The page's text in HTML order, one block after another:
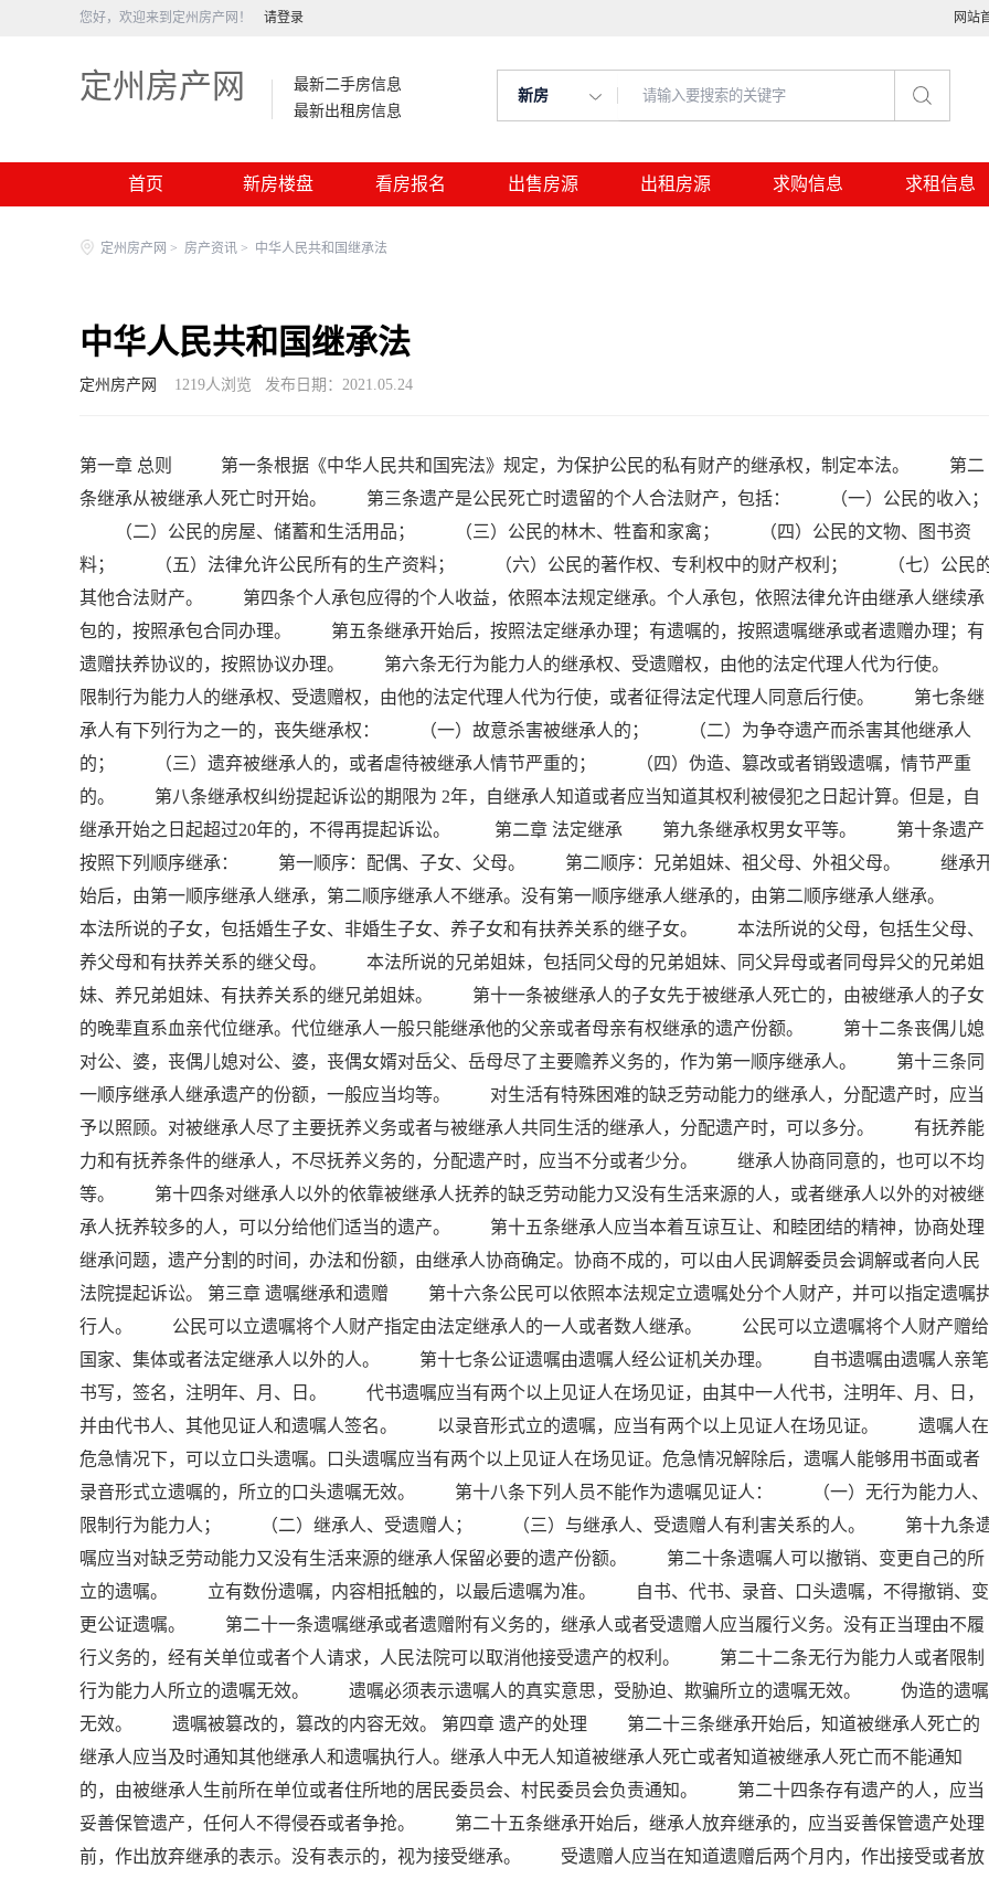
您好，欢迎来到定州房产网！ 请登录 网站
定州房产网
最新二手房信息
最新出租房信息
新房
首页 新房楼盘 看房报名 出售房源 出租房源 求购信息 求租信息
定州房产网 > 房产资讯 > 中华人民共和国继承法
中华人民共和国继承法
定州房产网 1219人浏览 发布日期：2021.05.24
第一章 总则 第一条根据《中华人民共和国宪法》规定，为保护公民的私有财产的继承权，制定本法。 第二
条继承从被继承人死亡时开始。 第三条遗产是公民死亡时遗留的个人合法财产，包括： （一）公民的收入；
（二）公民的房屋、储蓄和生活用品； （三）公民的林木、牲畜和家禽； （四）公民的文物、图书资
料； （五）法律允许公民所有的生产资料； （六）公民的著作权、专利权中的财产权利； （七）公民
其他合法财产。 第四条个人承包应得的个人收益，依照本法规定继承。个人承包，依照法律允许由继承人继续承
包的，按照承包合同办理。 第五条继承开始后，按照法定继承办理；有遗嘱的，按照遗嘱继承或者遗赠办理；有
遗赠扶养协议的，按照协议办理。 第六条无行为能力人的继承权、受遗赠权，由他的法定代理人代为行使。
限制行为能力人的继承权、受遗赠权，由他的法定代理人代为行使，或者征得法定代理人同意后行使。 第七条继
承人有下列行为之一的，丧失继承权： （一）故意杀害被继承人的； （二）为争夺遗产而杀害其他继承人
的； （三）遗弃被继承人的，或者虐待被继承人情节严重的； （四）伪造、篡改或者销毁遗嘱，情节严重
的。 第八条继承权纠纷提起诉讼的期限为 2年，自继承人知道或者应当知道其权利被侵犯之日起计算。但是，自
继承开始之日起超过20年的，不得再提起诉讼。 第二章 法定继承 第九条继承权男女平等。 第十条遗产
按照下列顺序继承： 第一顺序：配偶、子女、父母。 第二顺序：兄弟姐妹、祖父母、外祖父母。 继承
始后，由第一顺序继承人继承，第二顺序继承人不继承。没有第一顺序继承人继承的，由第二顺序继承人继承。
本法所说的子女，包括婚生子女、非婚生子女、养子女和有扶养关系的继子女。 本法所说的父母，包括生父母、
养父母和有扶养关系的继父母。 本法所说的兄弟姐妹，包括同父母的兄弟姐妹、同父异母或者同母异父的兄弟姐
妹、养兄弟姐妹、有扶养关系的继兄弟姐妹。 第十一条被继承人的子女先于被继承人死亡的，由被继承人的子女
的晚辈直系血亲代位继承。代位继承人一般只能继承他的父亲或者母亲有权继承的遗产份额。 第十二条丧偶儿媳
对公、婆，丧偶儿媳对公、婆，丧偶女婿对岳父、岳母尽了主要赡养义务的，作为第一顺序继承人。 第十三条同
一顺序继承人继承遗产的份额，一般应当均等。 对生活有特殊困难的缺乏劳动能力的继承人，分配遗产时，应当
予以照顾。对被继承人尽了主要抚养义务或者与被继承人共同生活的继承人，分配遗产时，可以多分。 有抚养能
力和有抚养条件的继承人，不尽抚养义务的，分配遗产时，应当不分或者少分。 继承人协商同意的，也可以不均
等。 第十四条对继承人以外的依靠被继承人抚养的缺乏劳动能力又没有生活来源的人，或者继承人以外的对被继
承人抚养较多的人，可以分给他们适当的遗产。 第十五条继承人应当本着互谅互让、和睦团结的精神，协商处理
继承问题，遗产分割的时间，办法和份额，由继承人协商确定。协商不成的，可以由人民调解委员会调解或者向人民
法院提起诉讼。 第三章 遗嘱继承和遗赠 第十六条公民可以依照本法规定立遗嘱处分个人财产，并可以指定遗嘱
行人。 公民可以立遗嘱将个人财产指定由法定继承人的一人或者数人继承。 公民可以立遗嘱将个人财产赠给
国家、集体或者法定继承人以外的人。 第十七条公证遗嘱由遗嘱人经公证机关办理。 自书遗嘱由遗嘱人亲笔
书写，签名，注明年、月、日。 代书遗嘱应当有两个以上见证人在场见证，由其中一人代书，注明年、月、日，
并由代书人、其他见证人和遗嘱人签名。 以录音形式立的遗嘱，应当有两个以上见证人在场见证。 遗嘱人在
危急情况下，可以立口头遗嘱。口头遗嘱应当有两个以上见证人在场见证。危急情况解除后，遗嘱人能够用书面或者
录音形式立遗嘱的，所立的口头遗嘱无效。 第十八条下列人员不能作为遗嘱见证人： （一）无行为能力人、
限制行为能力人； （二）继承人、受遗赠人； （三）与继承人、受遗赠人有利害关系的人。 第十九条
嘱应当对缺乏劳动能力又没有生活来源的继承人保留必要的遗产份额。 第二十条遗嘱人可以撤销、变更自己的所
立的遗嘱。 立有数份遗嘱，内容相抵触的，以最后遗嘱为准。 自书、代书、录音、口头遗嘱，不得撤销、变
更公证遗嘱。 第二十一条遗嘱继承或者遗赠附有义务的，继承人或者受遗赠人应当履行义务。没有正当理由不履
行义务的，经有关单位或者个人请求，人民法院可以取消他接受遗产的权利。 第二十二条无行为能力人或者限制
行为能力人所立的遗嘱无效。 遗嘱必须表示遗嘱人的真实意思，受胁迫、欺骗所立的遗嘱无效。 伪造的遗嘱
无效。 遗嘱被篡改的，篡改的内容无效。 第四章 遗产的处理 第二十三条继承开始后，知道被继承人死亡的
继承人应当及时通知其他继承人和遗嘱执行人。继承人中无人知道被继承人死亡或者知道被继承人死亡而不能通知
的，由被继承人生前所在单位或者住所地的居民委员会、村民委员会负责通知。 第二十四条存有遗产的人，应当
妥善保管遗产，任何人不得侵吞或者争抢。 第二十五条继承开始后，继承人放弃继承的，应当妥善保管遗产处理
前，作出放弃继承的表示。没有表示的，视为接受继承。 受遗赠人应当在知道遗赠后两个月内，作出接受或者放